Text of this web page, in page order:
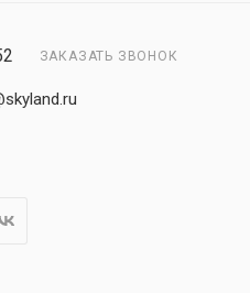
ЗАКАЗАТЬ ЗВОНОК